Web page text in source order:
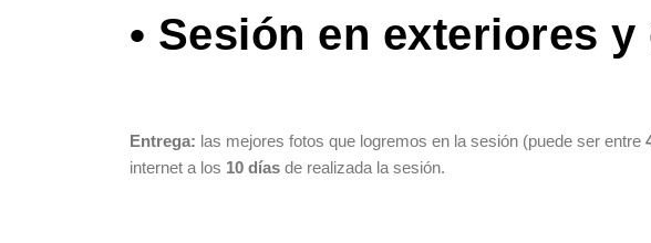
• Sesión en exteriores
Entrega: las mejores fotos que logremos en la sesión (puede ser entre
internet a los 10 días de realizada la sesión.